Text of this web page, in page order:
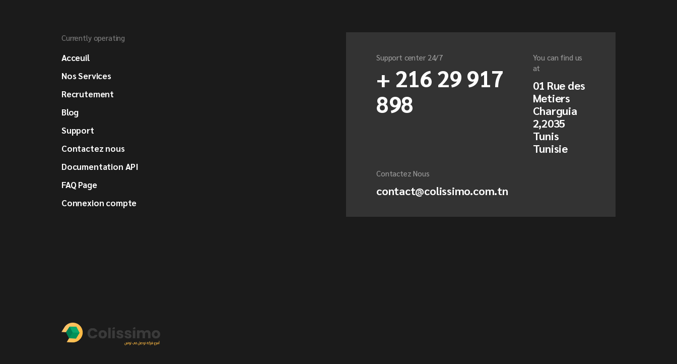
Currently operating
Acceuil
Nos Services
Recrutement
Blog
Support
Contactez nous
Documentation API
FAQ Page
Connexion compte
Support center 24/7
+ 216 29 917
898
You can find us
at
01 Rue des
Metiers
Charguia
2,2035
Tunis
Tunisie
Contactez Nous
contact@colissimo.com.tn